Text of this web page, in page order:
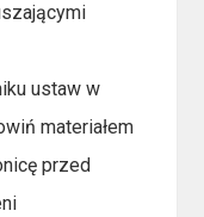
ustaw w
materiałem
przed